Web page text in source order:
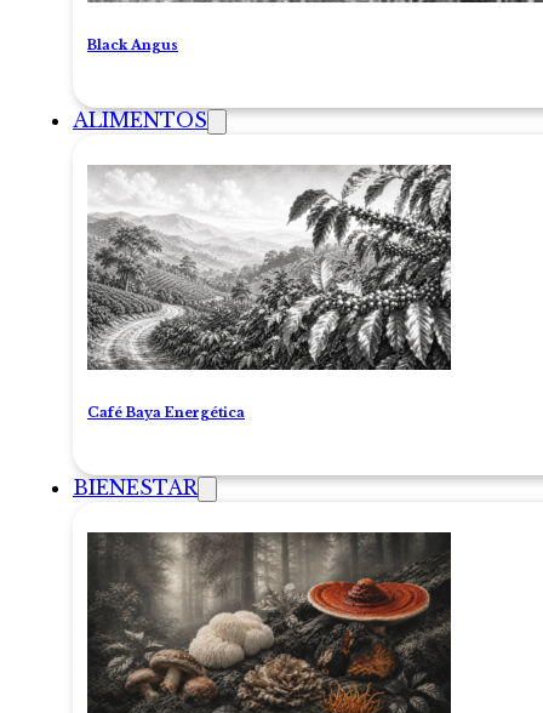
Black Angus
ALIMENTOS
Café Baya Energética
BIENESTAR